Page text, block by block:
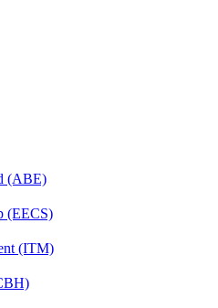
(ABE)
(EECS)
(ITM)